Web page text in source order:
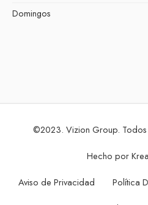
Domingos
©2023. Vizion Group.
Hecho por
Aviso de Privacidad Política